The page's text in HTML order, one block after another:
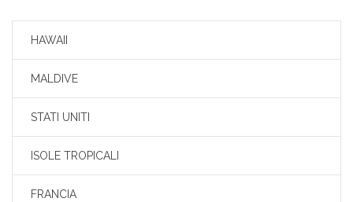
HAWAII
MALDIVE
STATI UNITI
ISOLE TROPICALI
FRANCIA